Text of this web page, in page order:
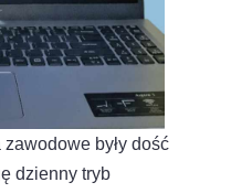
były dość
dzienny tryb